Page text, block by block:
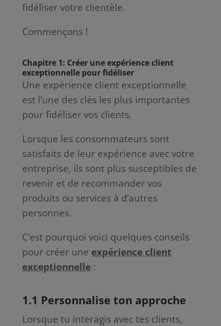
fidéliser votre clientèle.
Commençons !
Chapitre 1: Créer une expérience client
exceptionnelle pour fidéliser
Une expérience client exceptionnelle
est l’une des clés les plus importantes
pour fidéliser vos clients.
Lorsque les consommateurs sont
satisfaits de leur expérience avec votre
entreprise, ils sont plus susceptibles de
revenir et de recommander vos
produits ou services à d’autres
personnes.
C’est pourquoi voici quelques conseils
pour créer une expérience client
exceptionnelle:
1.1 Personnalise ton approche
Lorsque tu interagis avec tes clients,